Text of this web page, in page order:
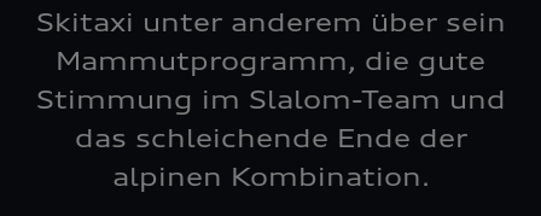
Skitaxi unter anderem über sein
Mammutprogramm, die gute
Stimmung im Slalom-Team und
das schleichende Ende der
alpinen Kombination.